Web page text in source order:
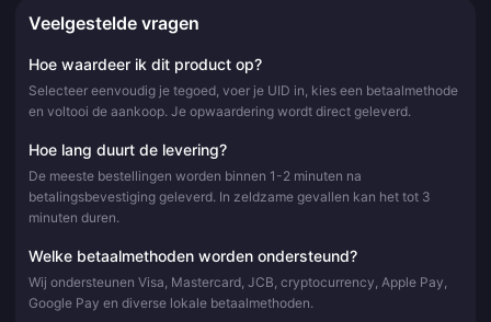
Veelgestelde vragen
Hoe waardeer ik dit product op?
Selecteer eenvoudig je tegoed, voer je UID in, kies een betaalmethode
en voltooi de aankoop. Je opwaardering wordt direct geleverd.
Hoe lang duurt de levering?
De meeste bestellingen worden binnen 1-2 minuten na
betalingsbevestiging geleverd. In zeldzame gevallen kan het tot 3
minuten duren.
Welke betaalmethoden worden ondersteund?
Wij ondersteunen Visa, Mastercard, JCB, cryptocurrency, Apple Pay,
Google Pay en diverse lokale betaalmethoden.